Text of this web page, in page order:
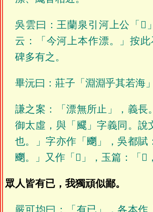
吳雲曰：王蘭泉引河上公「𣿖
云：「今河上本作漂。」按此
碑多有之。
畢沅曰：莊子「淵淵乎其若海
謙之案：「漂無所止」，義長
御太虛，與「飂」字義同。說
也。」字亦作「䬟」，吳都賦
䬟。」又作「𩘷」，玉篇：「𩘷
眾人皆有已，我獨頑似鄙。
嚴可均曰：「有已」，各本作